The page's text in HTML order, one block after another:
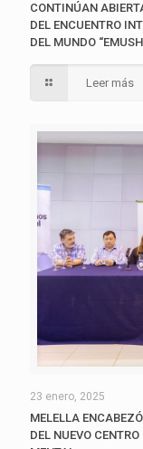
CONTINÚAN
DEL ENCUENTRO
DEL MUNDO
Leer más
23 enero, 2025
MELELLA
DEL NUEVO